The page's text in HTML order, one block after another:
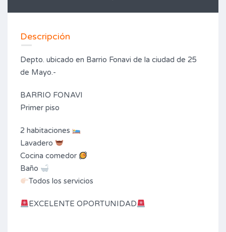
Descripción
Depto. ubicado en Barrio Fonavi de la ciudad de 25
de Mayo.-
BARRIO FONAVI
Primer piso
2 habitaciones
Lavadero
Cocina comedor
Baño
Todos los servicios
EXCELENTE OPORTUNIDAD